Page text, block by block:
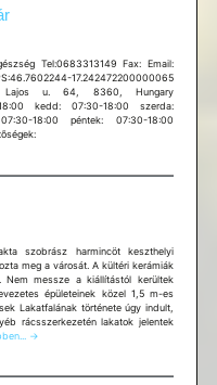
Tel:0683313149 Fax: Email:
17.242472200000065
Lajos u. 64, 8360, Hungary
18:00 kedd: 07:30-18:00 szerda:
18:00 péntek: 07:30-18:00
szobrász harmincöt keszthelyi
meg a városát. A kültéri kerámiák
Nem messze a kiállítástól kerültek
épületeinek közel 1,5 m-es
Lakatfalának története úgy indult,
rácsszerkezetén lakatok jelentek
→